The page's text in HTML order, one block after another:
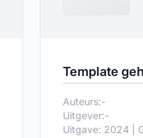
Template
Auteurs:-
Uitgever:-
Uitgave: 2024 |